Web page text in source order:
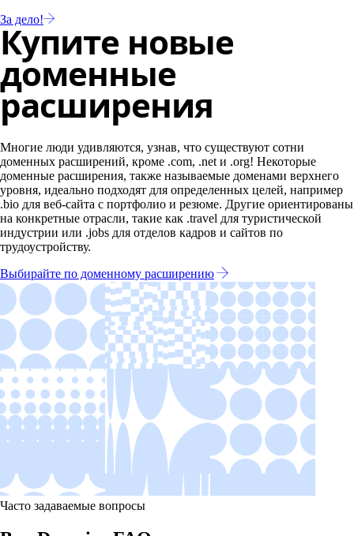
За дело!
Купите новые
доменные
расширения
Многие люди удивляются, узнав, что существуют сотни
доменных расширений, кроме .com, .net и .org! Некоторые
доменные расширения, также называемые доменами верхнего
уровня, идеально подходят для определенных целей, например
.bio для веб-сайта с портфолио и резюме. Другие ориентированы
на конкретные отрасли, такие как .travel для туристической
индустрии или .jobs для отделов кадров и сайтов по
трудоустройству.
Выбирайте по доменному расширению
Часто задаваемые вопросы